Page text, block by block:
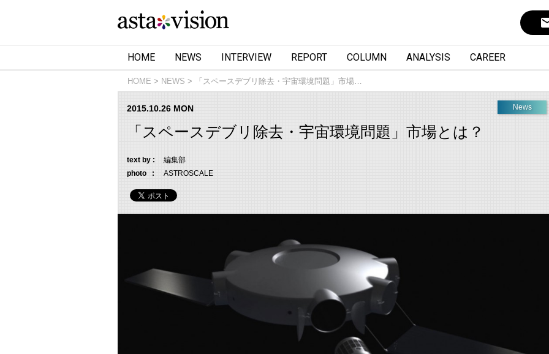
HOME NEWS INTERVIEW REPORT COLUMN ANALYSIS CAREER
HOME NEWS 「スペースデブリ除去・宇宙環境問題」市場…
News
2015.10.26 MON
「スペースデブリ除去・宇宙環境問題」市場とは？
text by :
編集部
photo :
ASTROSCALE